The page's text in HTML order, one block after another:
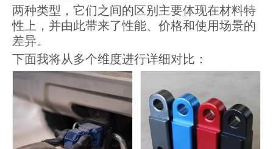
两种类型，它们之间的区别主要体现在材料特
性上，并由此带来了性能、价格和使用场景的
差异。
下面我将从多个维度进行详细对比：